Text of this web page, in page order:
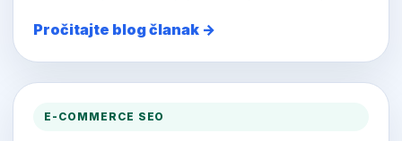
Pročitajte blog članak →
E-COMMERCE SEO